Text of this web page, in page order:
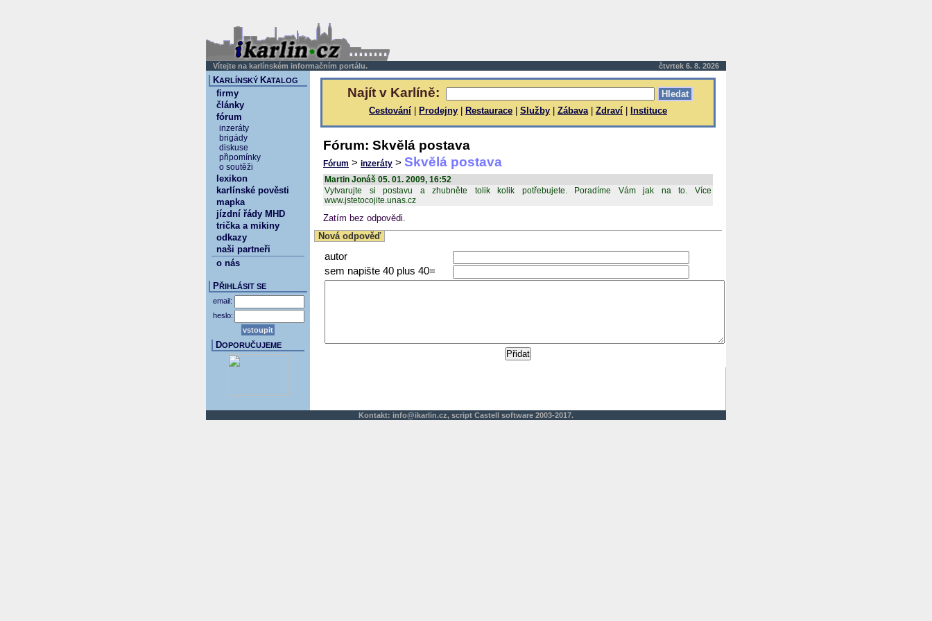
Vítejte na karlínském informačním portálu. čtvrtek 6. 8. 2026
Najít v Karlíně:
Cestování Prodejny Restaurace Služby Zábava| Zdraví Instituce
Fórum: Skvělá postava
Fórum > inzeráty > Skvělá postava
Martin Jonáš 05. 01. 2009, 16:52
Vytvarujte si postavu a zhubněte tolik kolik potřebujete. Poradíme Vám jak na to. Více
www.jstetocojite.unas.cz
Zatím bez odpovědi.
Nová odpověď
autor
sem napište 40 plus 40=
KARLÍNSKÝ KATALOG
firmy
články
fórum
inzeráty
brigády
diskuse
připomínky
o soutěži
lexikon
karlínské pověsti
mapka
jízdní řády MHD
trička a mikiny
odkazy
naši partneři
o nás
PŘIHLÁSIT SE
email:
heslo:
DOPORUČUJEME
Kontakt: info@ikarlin.cz, script Castell software 2003-2017.